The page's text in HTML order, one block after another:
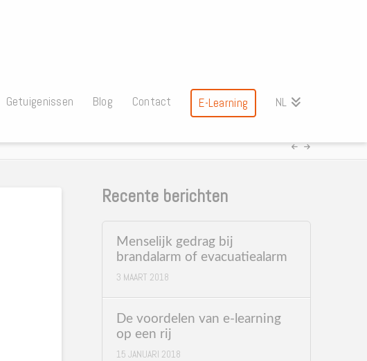
Getuigenissen Blog Contact E-Learning NL
Recente berichten
Menselijk gedrag bij
brandalarm of evacuatiealarm
3 MAART 2018
De voordelen van e-learning
op een rij
15 JANUARI 2018